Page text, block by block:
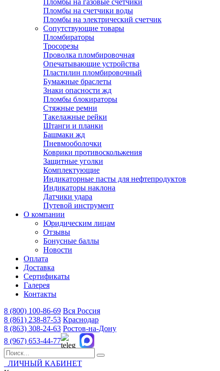
Пломбы на газовые счетчики
Пломбы на счетчики воды
Пломбы на электрический счетчик
Сопутствующие товары
Пломбираторы
Тросорезы
Проволка пломбировочная
Опечатывающие устройства
Пластилин пломбировочный
Бумажные браслеты
Знаки опасности жд
Пломбы блокираторы
Стяжные ремни
Такелажные рейки
Штанги и планки
Башмаки жд
Пневмооболочки
Коврики противоскольжения
Защитные уголки
Комплектующие
Индикаторные пасты для нефтепродуктов
Индикаторы наклона
Датчики удара
Путевой инструмент
О компании
Юридическим лицам
Отзывы
Бонусные баллы
Новости
Оплата
Доставка
Сертификаты
Галерея
Контакты
8 (800) 100-86-69 Вся Россия
8 (861) 238-87-53 Краснодар
8 (863) 308-24-63 Ростов-на-Дону
8 (967) 653-44-77
ЛИЧНЫЙ КАБИНЕТ